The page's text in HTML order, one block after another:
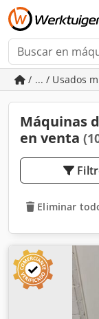
/ ... / Usados
Máquinas
en venta
Eliminar